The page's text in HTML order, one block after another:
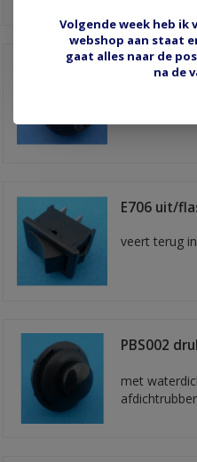
PBS0107
E706 uit/
veert terug
PBS002
met
afdichtrubber
Volgende week heb ik
webshop aan staat
gaat alles naar de
na de